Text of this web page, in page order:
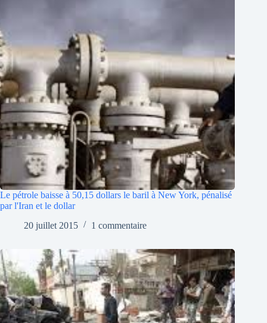
Le pétrole baisse à 50,15 dollars le baril à New York, pénalisé
par l'Iran et le dollar
20 juillet 2015
1 commentaire